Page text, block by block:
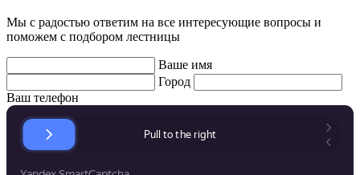
Мы с радостью ответим на все интересующие вопросы и
поможем с подбором лестницы
Ваше имя
Город
Ваш телефон